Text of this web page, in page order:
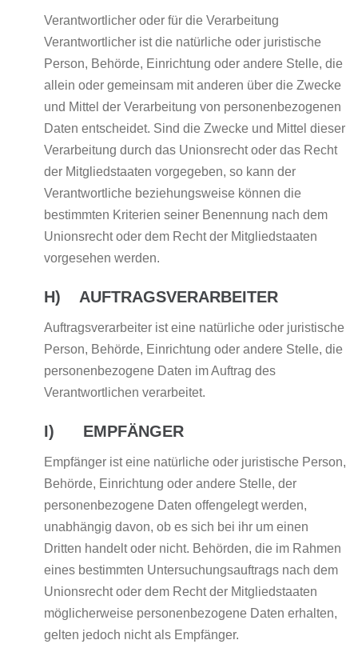
Verantwortlicher oder für die Verarbeitung
Verantwortlicher ist die natürliche oder juristische
Person, Behörde, Einrichtung oder andere Stelle, die
allein oder gemeinsam mit anderen über die Zwecke
und Mittel der Verarbeitung von personenbezogenen
Daten entscheidet. Sind die Zwecke und Mittel dieser
Verarbeitung durch das Unionsrecht oder das Recht
der Mitgliedstaaten vorgegeben, so kann der
Verantwortliche beziehungsweise können die
bestimmten Kriterien seiner Benennung nach dem
Unionsrecht oder dem Recht der Mitgliedstaaten
vorgesehen werden.
H) AUFTRAGSVERARBEITER
Auftragsverarbeiter ist eine natürliche oder juristische
Person, Behörde, Einrichtung oder andere Stelle, die
personenbezogene Daten im Auftrag des
Verantwortlichen verarbeitet.
I) EMPFÄNGER
Empfänger ist eine natürliche oder juristische Person,
Behörde, Einrichtung oder andere Stelle, der
personenbezogene Daten offengelegt werden,
unabhängig davon, ob es sich bei ihr um einen
Dritten handelt oder nicht. Behörden, die im Rahmen
eines bestimmten Untersuchungsauftrags nach dem
Unionsrecht oder dem Recht der Mitgliedstaaten
möglicherweise personenbezogene Daten erhalten,
gelten jedoch nicht als Empfänger.